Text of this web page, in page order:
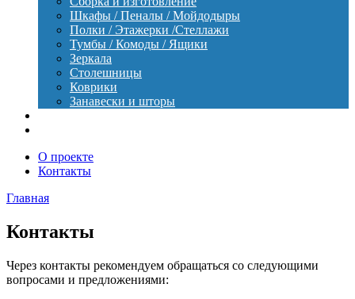
Шкафы / Пеналы / Мойдодыры
Полки / Этажерки /Стеллажи
Тумбы / Комоды / Ящики
Зеркала
Столешницы
Коврики
Занавески и шторы
О проекте
Контакты
Главная
Контакты
Через контакты рекомендуем обращаться со следующими
вопросами и предложениями: